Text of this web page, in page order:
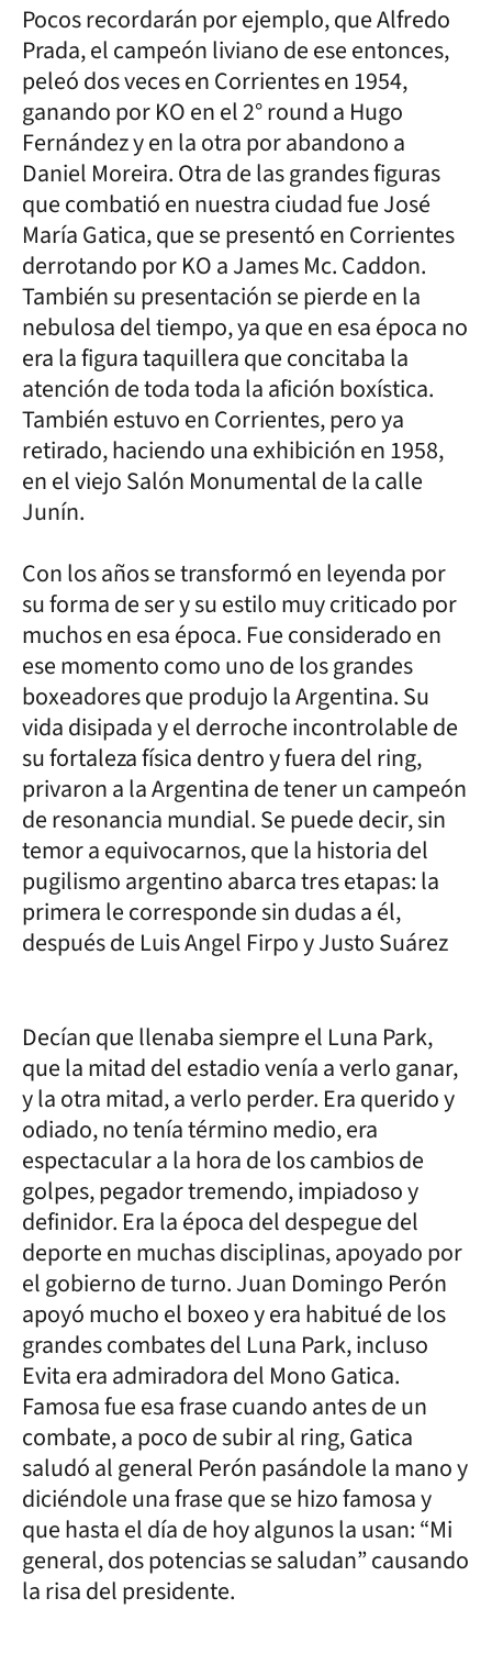
Pocos recordarán por ejemplo, que Alfredo
Prada, el campeón liviano de ese entonces,
peleó dos veces en Corrientes en 1954,
ganando por KO en el 2° round a Hugo
Fernández y en la otra por abandono a
Daniel Moreira. Otra de las grandes figuras
que combatió en nuestra ciudad fue José
María Gatica, que se presentó en Corrientes
derrotando por KO a James Mc. Caddon.
También su presentación se pierde en la
nebulosa del tiempo, ya que en esa época no
era la figura taquillera que concitaba la
atención de toda toda la afición boxística.
También estuvo en Corrientes, pero ya
retirado, haciendo una exhibición en 1958,
en el viejo Salón Monumental de la calle
Junín.
Con los años se transformó en leyenda por
su forma de ser y su estilo muy criticado por
muchos en esa época. Fue considerado en
ese momento como uno de los grandes
boxeadores que produjo la Argentina. Su
vida disipada y el derroche incontrolable de
su fortaleza física dentro y fuera del ring,
privaron a la Argentina de tener un campeón
de resonancia mundial. Se puede decir, sin
temor a equivocarnos, que la historia del
pugilismo argentino abarca tres etapas: la
primera le corresponde sin dudas a él,
después de Luis Angel Firpo y Justo Suárez
Decían que llenaba siempre el Luna Park,
que la mitad del estadio venía a verlo ganar,
y la otra mitad, a verlo perder. Era querido y
odiado, no tenía término medio, era
espectacular a la hora de los cambios de
golpes, pegador tremendo, impiadoso y
definidor. Era la época del despegue del
deporte en muchas disciplinas, apoyado por
el gobierno de turno. Juan Domingo Perón
apoyó mucho el boxeo y era habitué de los
grandes combates del Luna Park, incluso
Evita era admiradora del Mono Gatica.
Famosa fue esa frase cuando antes de un
combate, a poco de subir al ring, Gatica
saludó al general Perón pasándole la mano y
diciéndole una frase que se hizo famosa y
que hasta el día de hoy algunos la usan: “Mi
general, dos potencias se saludan” causando
la risa del presidente.